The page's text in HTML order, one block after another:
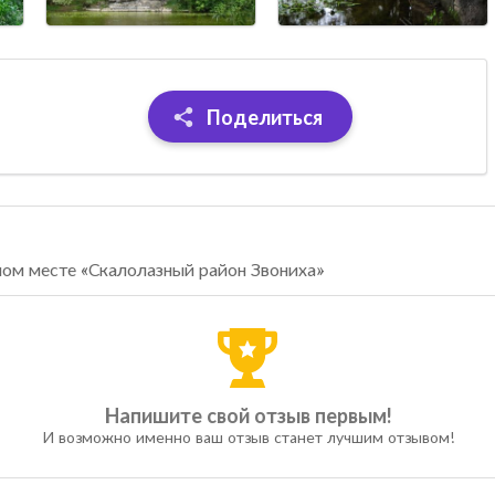
Поделиться
месте «Скалолазный район Звониха»
Напишите свой отзыв первым!
И возможно именно ваш отзыв станет лучшим отзывом!